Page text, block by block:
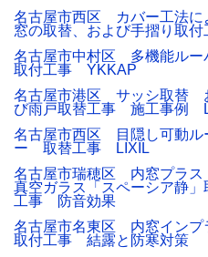
名古屋市西区 カバー工法に
窓の取替、および手摺り取付
名古屋市中村区 多機能ルー
取付工事 YKKAP
名古屋市港区 サッシ取替
び雨戸取替工事 施工事例
名古屋市西区 目隠し可動ル
ー 取替工事 LIXIL
名古屋市瑞穂区 内窓プラ
真空ガラス「スペーシア静」
工事 防音効果
名古屋市名東区 内窓インプ
取付工事 結露と防寒対策